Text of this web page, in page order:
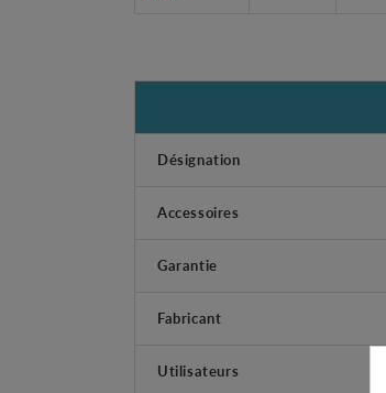
Désignation
Accessoires
Garantie
Fabricant
Utilisateurs